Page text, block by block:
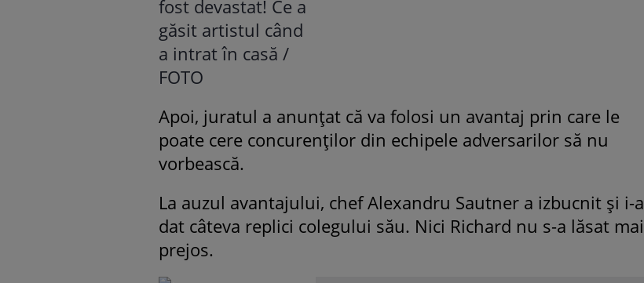
Apoi, juratul a anunțat că va folosi un avantaj prin care le
poate cere concurenților din echipele adversarilor să nu
vorbească.
La auzul avantajului, chef Alexandru Sautner a izbucnit și i-a
dat câteva replici colegului său. Nici Richard nu s-a lăsat mai
prejos.